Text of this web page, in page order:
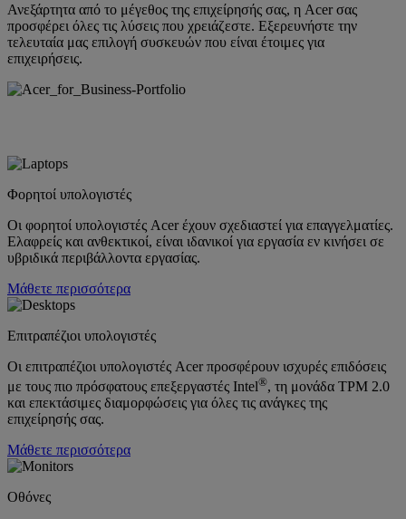
Ανεξάρτητα από το μέγεθος της επιχείρησής σας, η Acer σας
προσφέρει όλες τις λύσεις που χρειάζεστε. Εξερευνήστε την
τελευταία μας επιλογή συσκευών που είναι έτοιμες για
επιχειρήσεις.
Φορητοί υπολογιστές
Οι φορητοί υπολογιστές Acer έχουν σχεδιαστεί για επαγγελματίες.
Ελαφρείς και ανθεκτικοί, είναι ιδανικοί για εργασία εν κινήσει σε
υβριδικά περιβάλλοντα εργασίας.
Μάθετε περισσότερα
Επιτραπέζιοι υπολογιστές
Οι επιτραπέζιοι υπολογιστές Acer προσφέρουν ισχυρές επιδόσεις
με τους πιο πρόσφατους επεξεργαστές Intel®, τη μονάδα TPM 2.0
και επεκτάσιμες διαμορφώσεις για όλες τις ανάγκες της
επιχείρησής σας.
Μάθετε περισσότερα
Οθόνες